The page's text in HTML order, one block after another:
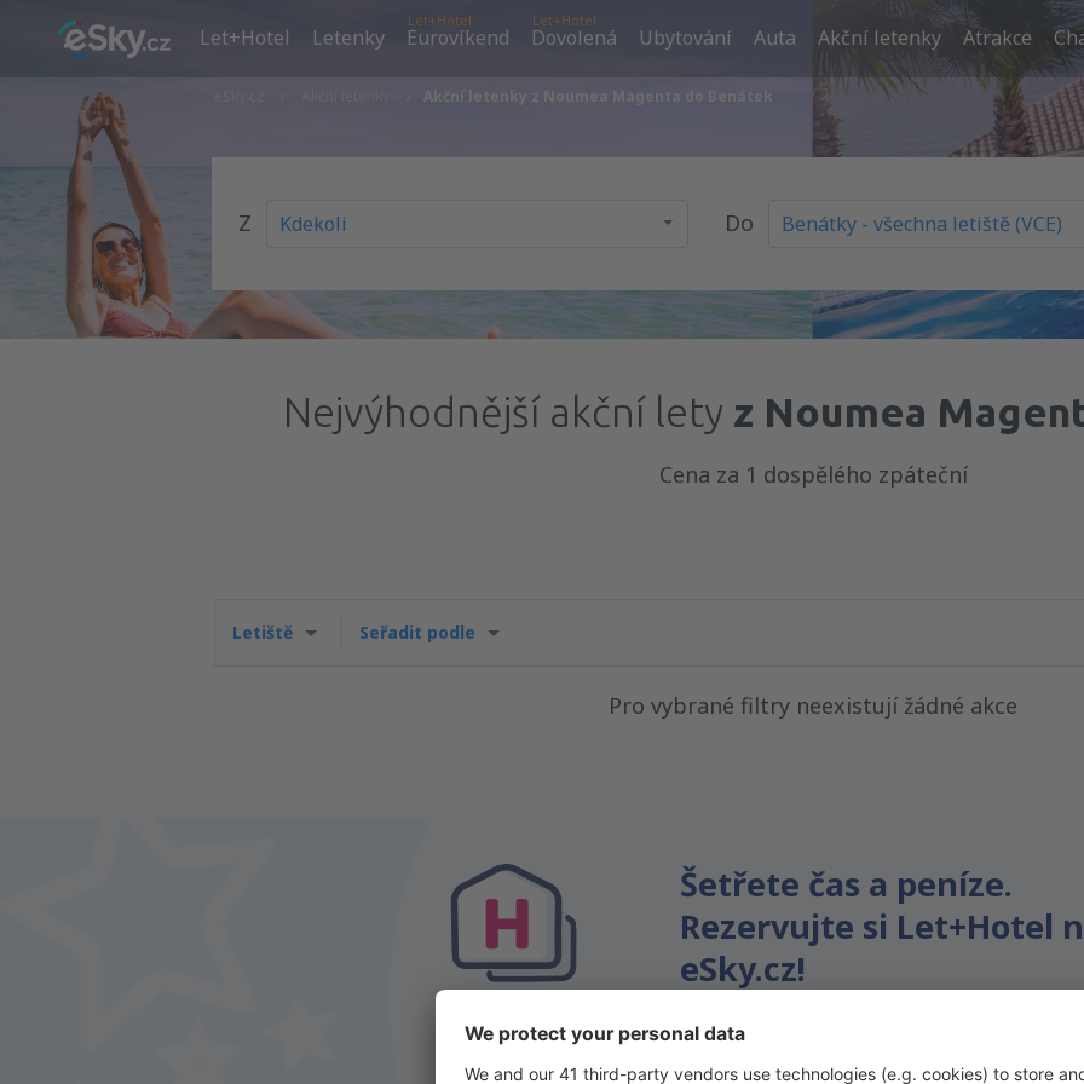
Let+Hotel Letenky
Let+Hotel
Eurovíkend
Let+Hotel
Dovolená Ubytování Auta Akční letenky Atrakce
Akční letenky z Noumea Magenta do Benátek
Z Do
Nejvýhodnější akční lety z Noumea
Cena za 1 dospělého zpáteční
Letiště Seřadit podle
Pro vybrané filtry neexistují žádné akce
Šetřete čas a peníze.
Rezervujte si Let+Hotel
eSky.cz!
Klikněte sem